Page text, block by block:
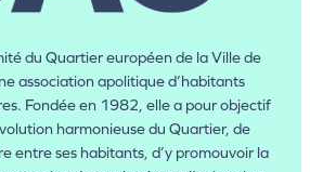
du Quartier européen de la Ville de
association apolitique d’habitants
Fondée en 1982, elle a pour objectif
harmonieuse du Quartier, de
entre ses habitants, d’y promouvoir la